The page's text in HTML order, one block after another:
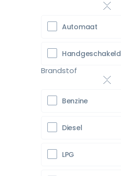
Automaat
Handgeschakeld
Brandstof
Benzine
Diesel
LPG